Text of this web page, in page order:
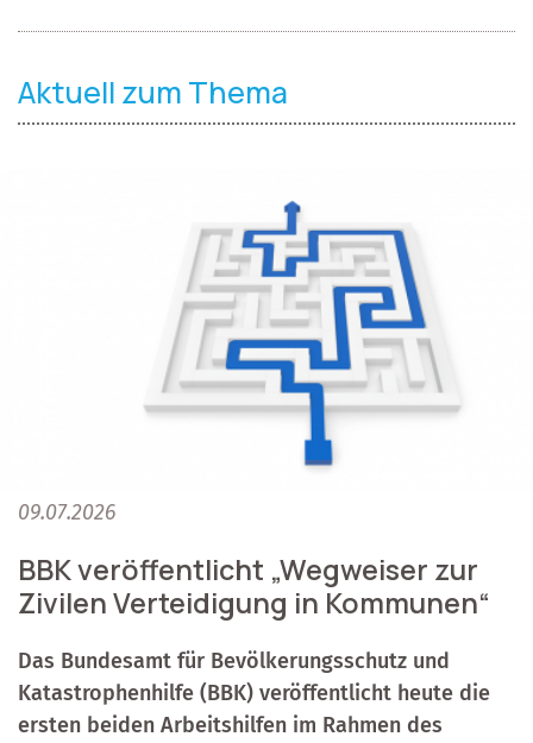
Aktuell zum Thema
09.07.2026
BBK veröffentlicht „Wegweiser zur
Zivilen Verteidigung in Kommunen“
Das Bundesamt für Bevölkerungsschutz und
Katastrophenhilfe (BBK) veröffentlicht heute die
ersten beiden Arbeitshilfen im Rahmen des